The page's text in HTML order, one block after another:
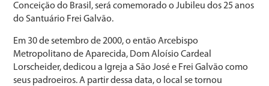
Conceição do Brasil, será comemorado o Jubileu dos 25 anos
do Santuário Frei Galvão.
Em 30 de setembro de 2000, o então Arcebispo
Metropolitano de Aparecida, Dom Aloísio Cardeal
Lorscheider, dedicou a Igreja a São José e Frei Galvão como
seus padroeiros. A partir dessa data, o local se tornou